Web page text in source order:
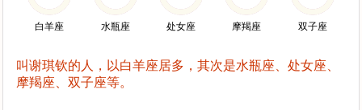
白羊座 水瓶座 处女座 摩羯座 双子座
叫谢琪钦的人，以白羊座居多，其次是水瓶座、处女座、
摩羯座、双子座等。